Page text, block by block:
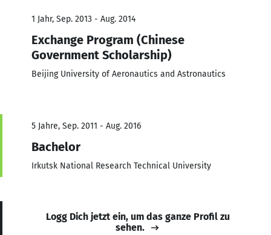
1 Jahr, Sep. 2013 - Aug. 2014
Exchange Program (Chinese
Government Scholarship)
Beijing University of Aeronautics and Astronautics
5 Jahre, Sep. 2011 - Aug. 2016
Bachelor
Irkutsk National Research Technical University
Logg Dich jetzt ein, um das ganze Profil zu
sehen.